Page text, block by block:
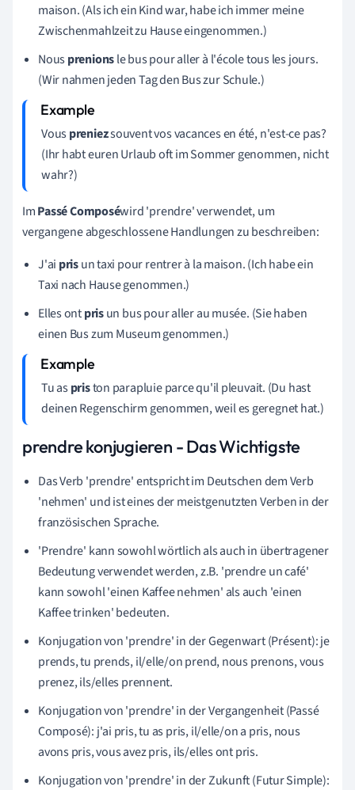
maison. (Als ich ein Kind war, habe ich immer meine
Zwischenmahlzeit zu Hause eingenommen.)
Nousprenionsle bus pour aller à l'école tous les jours.
(Wir nahmen jeden Tag den Bus zur Schule.)
Vouspreniezsouvent vos vacances en été, n'est-ce pas?
(Ihr habt euren Urlaub oft im Sommer genommen, nicht
wahr?)
ImPassé Composéwird 'prendre' verwendet, um
vergangene abgeschlossene Handlungen zu beschreiben:
J'ai prisun taxi pour rentrer à la maison. (Ich habe ein
Taxi nach Hause genommen.)
Elles ontprisun bus pour aller au musée. (Sie haben
einen Bus zum Museum genommen.)
Tu aspriston parapluie parce qu'il pleuvait. (Du hast
deinen Regenschirm genommen, weil es geregnet hat.)
prendre konjugieren - Das Wichtigste
Das Verb 'prendre' entspricht im Deutschen dem Verb
'nehmen' und ist eines der meistgenutzten Verben in der
französischen Sprache.
'Prendre' kann sowohl wörtlich als auch in übertragener
Bedeutung verwendet werden, z.B. 'prendre un café'
kann sowohl 'einen Kaffee nehmen' als auch 'einen
Kaffee trinken' bedeuten.
Konjugation von 'prendre' in der Gegenwart (Présent): je
prends, tu prends, il/elle/on prend, nous prenons, vous
prenez, ils/elles prennent.
Konjugation von 'prendre' in der Vergangenheit (Passé
Composé): j'ai pris, tu as pris, il/elle/on a pris, nous
avons pris, vous avez pris, ils/elles ont pris.
Konjugation von 'prendre' in der Zukunft (Futur Simple):